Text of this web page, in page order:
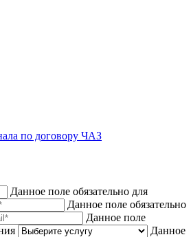
по договору ЧАЗ
Данное поле обязательно для
Данное поле обязательно
Данное поле
Данное